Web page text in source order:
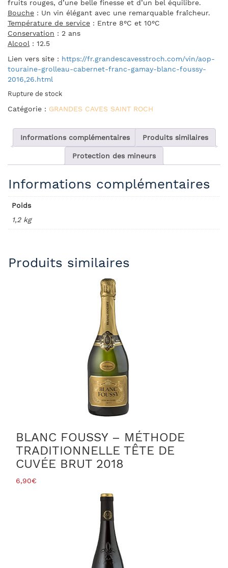
fruits rouges, d’une belle finesse et d’un bel équilibre.
Bouche : Un vin élégant avec une remarquable fraîcheur.
Température de service : Entre 8°C et 10°C
Conservation : 2 ans
Alcool : 12.5
Lien vers site : https://fr.grandescavesstroch.com/vin/aop-
touraine-grolleau-cabernet-franc-gamay-blanc-foussy-
2016,26.html
Rupture de stock
Catégorie : GRANDES CAVES SAINT ROCH
Informations complémentaires Produits similaires
Protection des mineurs
Informations complémentaires
Poids
1,2 kg
Produits similaires
BLANC FOUSSY – MÉTHODE
TRADITIONNELLE TÊTE DE
CUVÉE BRUT 2018
6,90€